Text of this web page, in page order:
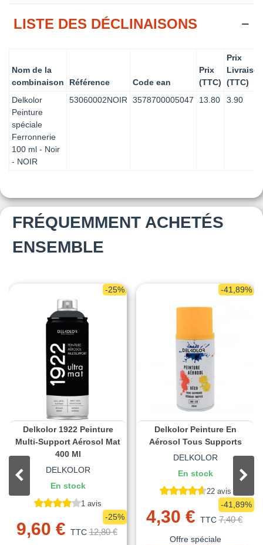
LISTE DES DÉCLINAISONS
Nom de la
combinaison
Référence Code ean
Prix
(TTC)
Prix
(TTC)
Delkolor
Peinture
spéciale
Ferronnerie
100 ml - Noir
- NOIR
53060002NOIR 3578700005047 13.80 3.90
FRÉQUEMMENT ACHETÉS
ENSEMBLE
-25%
Delkolor 1922 Peinture
Multi-Support Aérosol Mat
400 Ml
DELKOLOR
En stock
1 avis
9,60 € TTC 12,80 €
-25%
-41,89%
Delkolor Peinture En
Aérosol Tous Supports
DELKOLOR
En stock
22 avis
4,30 € TTC 7,40 €
-41,89%
Offre spéciale